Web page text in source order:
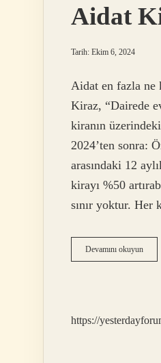
Aidat
Tarih: Ekim 6, 2024
Aidat en fazla ne
Kiraz, “Dairede
kiranın
2024’ten sonra:
arasındaki 12
kirayı %50
sınır yoktur.
Devamını okuyunAidat
https://